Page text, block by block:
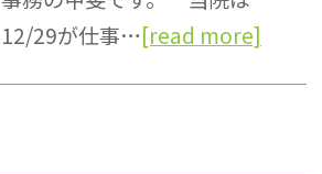
12/29が仕事…[read more]